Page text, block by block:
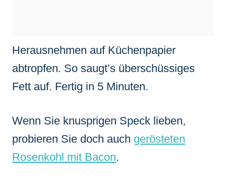
Herausnehmen auf Küchenpapier
abtropfen. So saugt’s überschüssiges
Fett auf. Fertig in 5 Minuten.
Wenn Sie knusprigen Speck lieben,
probieren Sie doch auch gerösteten
Rosenkohl mit Bacon.